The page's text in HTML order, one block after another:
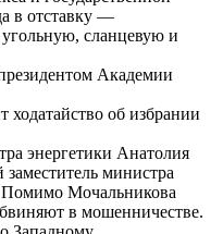
в отставку —
сланцевую и
Академии
об избрании
энергетики Анатолия
министра
Помимо Мочальникова
в мошенничестве.